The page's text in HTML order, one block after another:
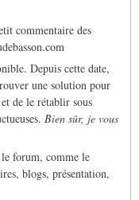
commentaire des
Depuis cette date,
une solution pour
de le rétablir sous
Bien sûr, je vous
forum, comme le
blogs, présentation,